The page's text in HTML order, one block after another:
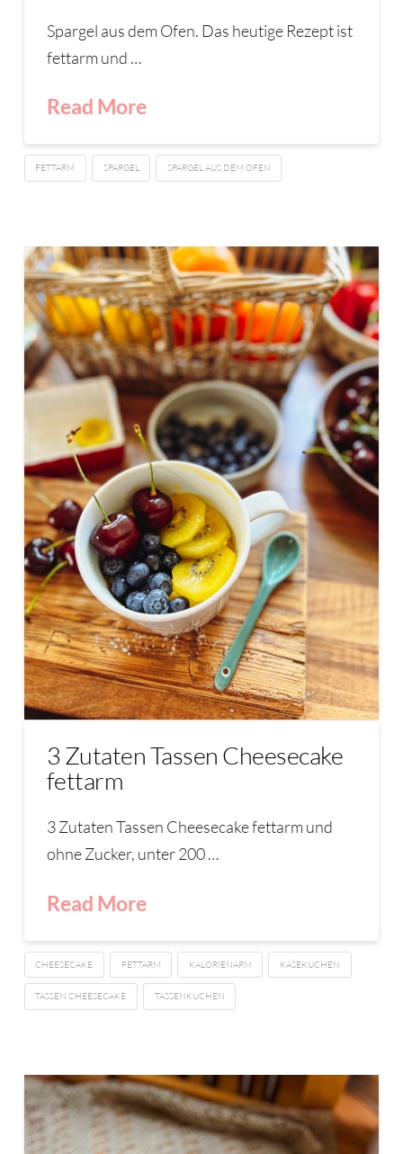
Spargel aus dem Ofen. Das heutige Rezept ist
fettarm und …
Read More
FETTARM SPARGEL SPARGEL AUS DEM OFEN
3 Zutaten Tassen Cheesecake
fettarm
3 Zutaten Tassen Cheesecake fettarm und
ohne Zucker, unter 200 …
Read More
CHEESECAKE FETTARM KALORIENARM KÄSEKUCHEN
TASSEN CHEESECAKE TASSENKUCHEN